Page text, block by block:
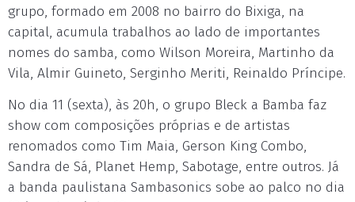
grupo, formado em 2008 no bairro do Bixiga, na
capital, acumula trabalhos ao lado de importantes
nomes do samba, como Wilson Moreira, Martinho da
Vila, Almir Guineto, Serginho Meriti, Reinaldo Príncipe.
No dia 11 (sexta), às 20h, o grupo Bleck a Bamba faz
show com composições próprias e de artistas
renomados como Tim Maia, Gerson King Combo,
Sandra de Sá, Planet Hemp, Sabotage, entre outros. Já
a banda paulistana Sambasonics sobe ao palco no dia